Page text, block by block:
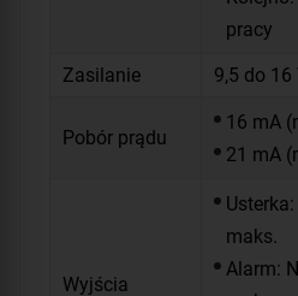
pracy
Zasilanie 9,5 do 16
Pobór prądu
16 mA
21 mA
Wyjścia
maks.
Alarm: